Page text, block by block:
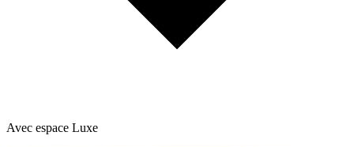
Avec espace Luxe